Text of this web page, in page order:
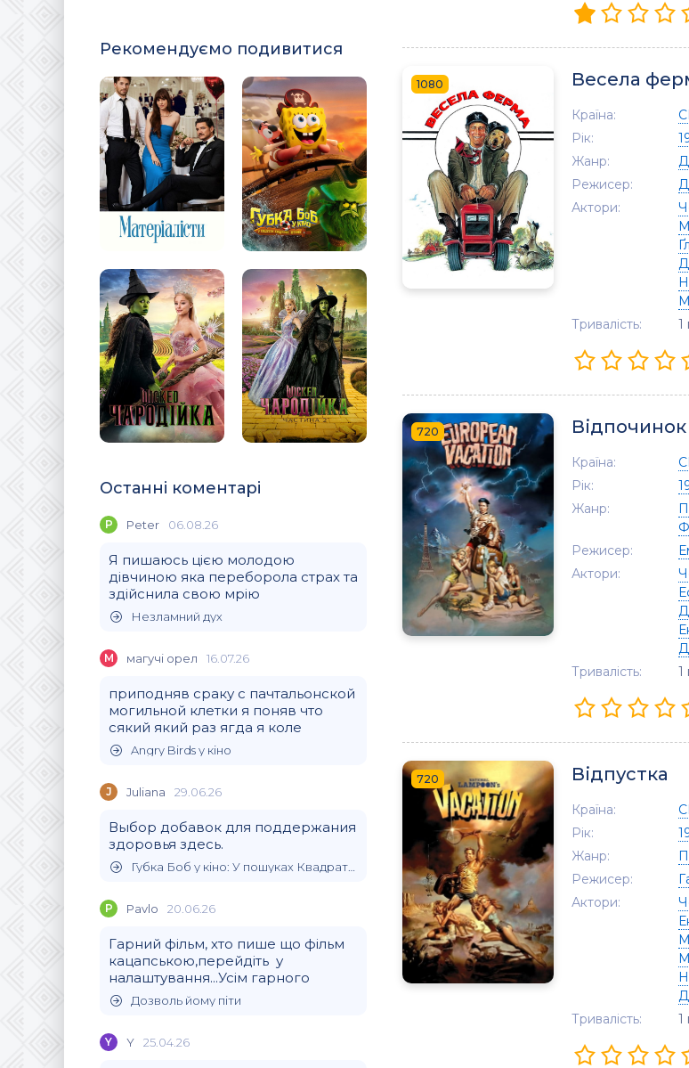
Рекомендуємо подивитися
Останні коментарі
P Peter 06.08.26
Я пишаюсь цією молодою
дівчиною яка переборола страх та
здійснила свою мрію
Незламний дух
М магучi орел 16.07.26
приподняв сраку с пачтальонской
могильной клетки я поняв что
сякий який раз ягда я коле
Angry Birds у кіно
J Juliana 29.06.26
Выбор добавок для поддержания
здоровья здесь.
Губка Боб у кіно: У пошуках Квадратних Штанів
P Pavlo 20.06.26
Гарний фільм, хто пише що фільм
кацапською,перейдіть у
налаштування...Усім гарного
Дозволь йому піти
Y Y 25.04.26
1080 Весела
Країна:
Рік:
Жанр:
Режисер:
Актори:
Тривалість:
1
720 Відпочинок
Країна:
Рік:
Жанр:
Режисер:
Актори:
Тривалість:
1
720 Відпустка
Країна:
Рік:
Жанр:
Режисер:
Актори:
Тривалість:
1